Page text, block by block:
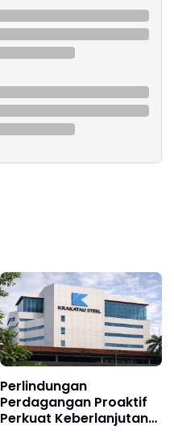
Perlindungan
Perdagangan Proaktif
Perkuat Keberlanjutan